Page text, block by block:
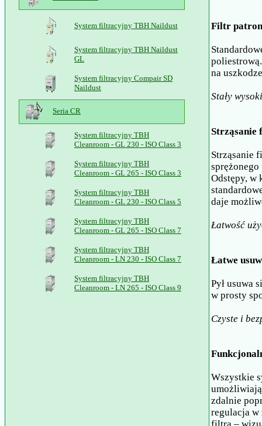
System filtracyjny TBH Naildust
System filtracyjny TBH Naildust
GL
System filtracyjny Compair SD
Naildust
Seria CR
System filtracyjny TBH
Cleanroom - GL 230 - ISO Class 3
System filtracyjny TBH
Cleanroom - GL 265 - ISO Class 3
System filtracyjny TBH
Cleanroom - GL 230 - ISO Class 5
System filtracyjny TBH
Cleanroom - GL 265 - ISO Class 7
System filtracyjny TBH
Cleanroom - LN 230 - ISO Class 7
System filtracyjny TBH
Cleanroom - LN 265 - ISO Class 9
Filtr
na
Stały
Strząsanie
Strząsanie
Odstępy, w
daje
Łatwość
Łatwe
Pył usuwa
w prosty
Czyste i
Wszystkie
zdalnie
regulacja w